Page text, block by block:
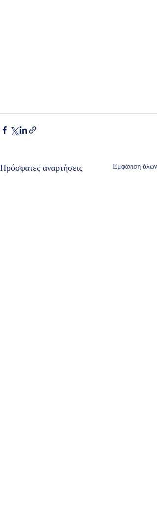
Πρόσφατες αναρτήσεις Εμφάνιση όλων